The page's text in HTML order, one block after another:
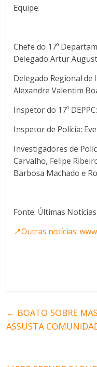
Equipe:
Chefe do 17º
Delegado Artur
Delegado Regional de
Alexandre Valentim
Inspetor do 17º
Inspetor de Polícia:
Investigadores de
Carvalho, Felipe
Barbosa Machado e
Fonte: Últimas Notícias
📍Outras notícias:
← BOATO SOBRE
ASSUSTA